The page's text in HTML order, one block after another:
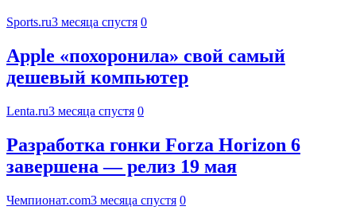
Sports.ru3 месяца спустя 0
Apple «похоронила» свой самый
дешевый компьютер
Lenta.ru3 месяца спустя 0
Разработка гонки Forza Horizon 6
завершена — релиз 19 мая
Чемпионат.com3 месяца спустя 0